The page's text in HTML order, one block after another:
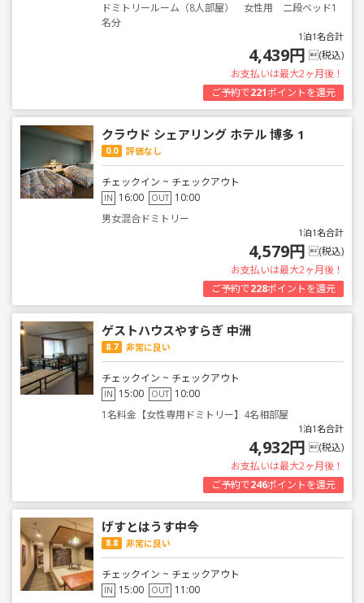
ドミトリールーム（8人部屋） 女性用 二段ベッド1
名分
1泊1名合計
4,439円 (税込)
お支払いは最大2ヶ月後！
ご予約で221ポイントを還元
クラウド シェアリング ホテル 博多 1
0.0 評価なし
チェックイン ~ チェックアウト
IN 16:00 OUT 10:00
男女混合ドミトリー
1泊1名合計
4,579円 (税込)
お支払いは最大2ヶ月後！
ご予約で228ポイントを還元
ゲストハウスやすらぎ 中洲
8.7 非常に良い
チェックイン ~ チェックアウト
IN 15:00 OUT 10:00
1名料金【女性専用ドミトリー】4名相部屋
1泊1名合計
4,932円 (税込)
お支払いは最大2ヶ月後！
ご予約で246ポイントを還元
げすとはうす中今
8.8 非常に良い
チェックイン ~ チェックアウト
IN 15:00 OUT 11:00